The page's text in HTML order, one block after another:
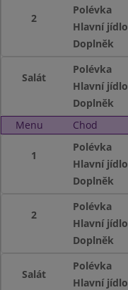
2
Polévka
Hlavní jídlo
Doplněk
Salát
Polévka
Hlavní jídlo
Doplněk
Menu
Chod
1
Polévka
Hlavní jídlo
Doplněk
2
Polévka
Hlavní jídlo
Doplněk
Salát
Polévka
Hlavní jídlo